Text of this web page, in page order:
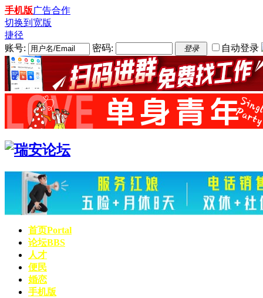
手机版广告合作
切换到宽版
捷径
账号:
密码: 登录 自动登录
首页Portal
论坛BBS
人才
便民
婚恋
手机版